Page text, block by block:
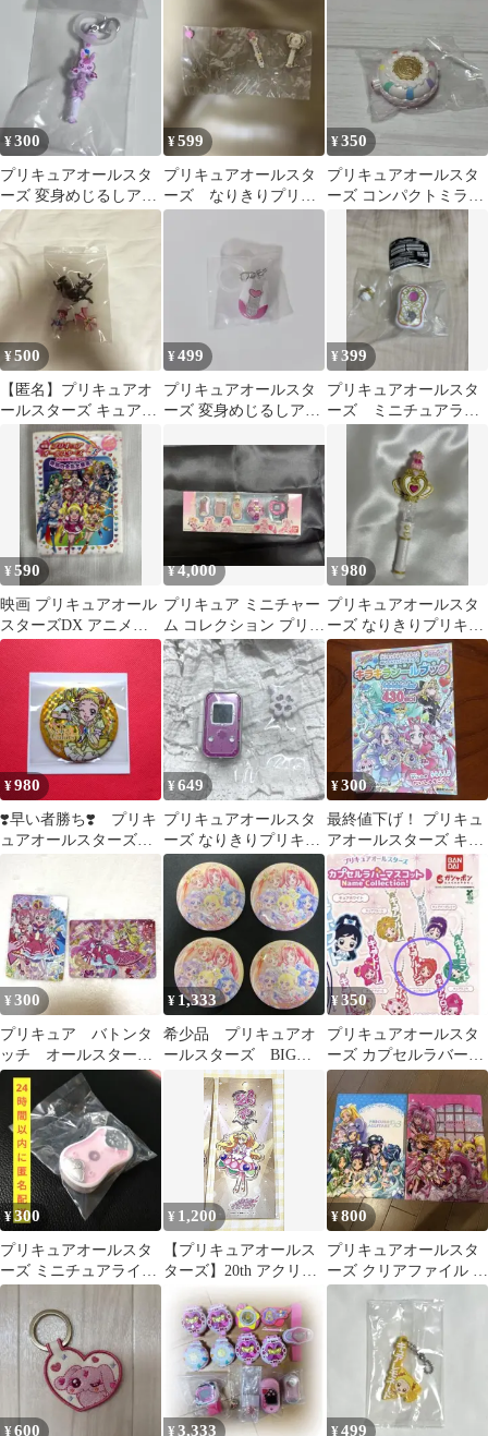
¥300
プリキュアオールスタ
ーズ 変身めじるしアク
セサリー ヒーリングス
¥599
プリキュアオールスタ
ーズ なりきりプリキ
ュアDX2
¥350
プリキュアオールスタ
ーズ コンパクトミラー
コレクション
¥500
【匿名】プリキュアオ
ールスターズ キュアド
リーム ミルキーローズ
トルソー
¥499
プリキュアオールスタ
ーズ 変身めじるしアク
ク
¥399
プリキュアオールスタ
ーズ ミニチュアライ
トセレクション2 ココ
ロパフューム
¥590
映画 プリキュアオール
スターズDX アニメコ
ミック
¥4,000
プリキュア ミニチャー
ム コレクション プリキ
ュアオールスターズ 5
点セット
¥980
プリキュアオールスタ
ーズ なりきりプリキュ
アDX クリスタルプリ
ンセスロッド
¥980
❣️早い者勝ち❣️ プリキ
ュアオールスターズ
¥649
プリキュアオールスタ
ーズ なりきりプリキュ
アDX６ リンクルン
¥300
最終値下げ！ プリキュ
アオールスターズ キラ
キラシールブック
¥300
プリキュア バトンタ
ッチ オールスター
ズ わんだふるぷりき
ゅあ
¥ 1,333
希少品 プリキュアオ
ールスターズ BIG缶
バッジ 4個 ドキド
キ！プリキュア
¥350
プリキュアオールスタ
ーズ カプセルラバーマ
スコット
NameCollection
¥300
プリキュアオールスタ
ーズ ミニチュアライト
セレクション２ キュア
ブラック
¥ 1,200
【プリキュアオールス
ターズ】20th アクリル
キーチェーン キュアフ
ィナーレ
¥800
プリキュアオールスタ
ーズ クリアファイル 2
枚セット
¥600 ¥3,333 ¥499